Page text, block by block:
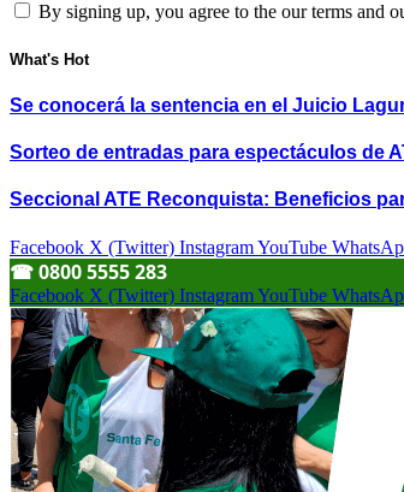
By signing up, you agree to the our terms and
What's Hot
Se conocerá la sentencia en el Juicio
Sorteo de entradas para espectáculos de
Seccional ATE Reconquista: Beneficios
Facebook X (Twitter) InstagramYouTube
☎︎ 0800 5555 283
Facebook X (Twitter) InstagramYouTube